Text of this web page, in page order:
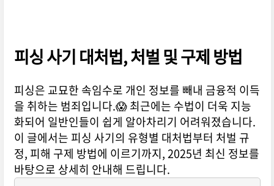
피싱 사기 대처법, 처벌 및 구제 방법
피싱은 교묘한 속임수로 개인 정보를 빼내 금융적 이득
을 취하는 범죄입니다.😱 최근에는 수법이 더욱 지능
화되어 일반인들이 쉽게 알아차리기 어려워졌습니다.
이 글에서는 피싱 사기의 유형별 대처법부터 처벌 규
정, 피해 구제 방법에 이르기까지, 2025년 최신 정보를
바탕으로 상세히 안내해 드립니다.